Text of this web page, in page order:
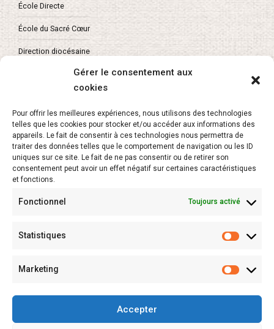
Gérer le consentement aux
cookies
Pour offrir les meilleures expériences, nous utilisons des technologies
telles que les cookies pour stocker et/ou accéder aux informations des
appareils. Le fait de consentir à ces technologies nous permettra de
traiter des données telles que le comportement de navigation ou les ID
uniques sur ce site. Le fait de ne pas consentir ou de retirer son
consentement peut avoir un effet négatif sur certaines caractéristiques
et fonctions.
Fonctionnel Toujours activé
Statistiques
Marketing
Accepter
École Directe
École du Sacré Cœur
Direction diocésaine
About
L’APEL Vaucluse
Secrétariat de l’enseignement catholique